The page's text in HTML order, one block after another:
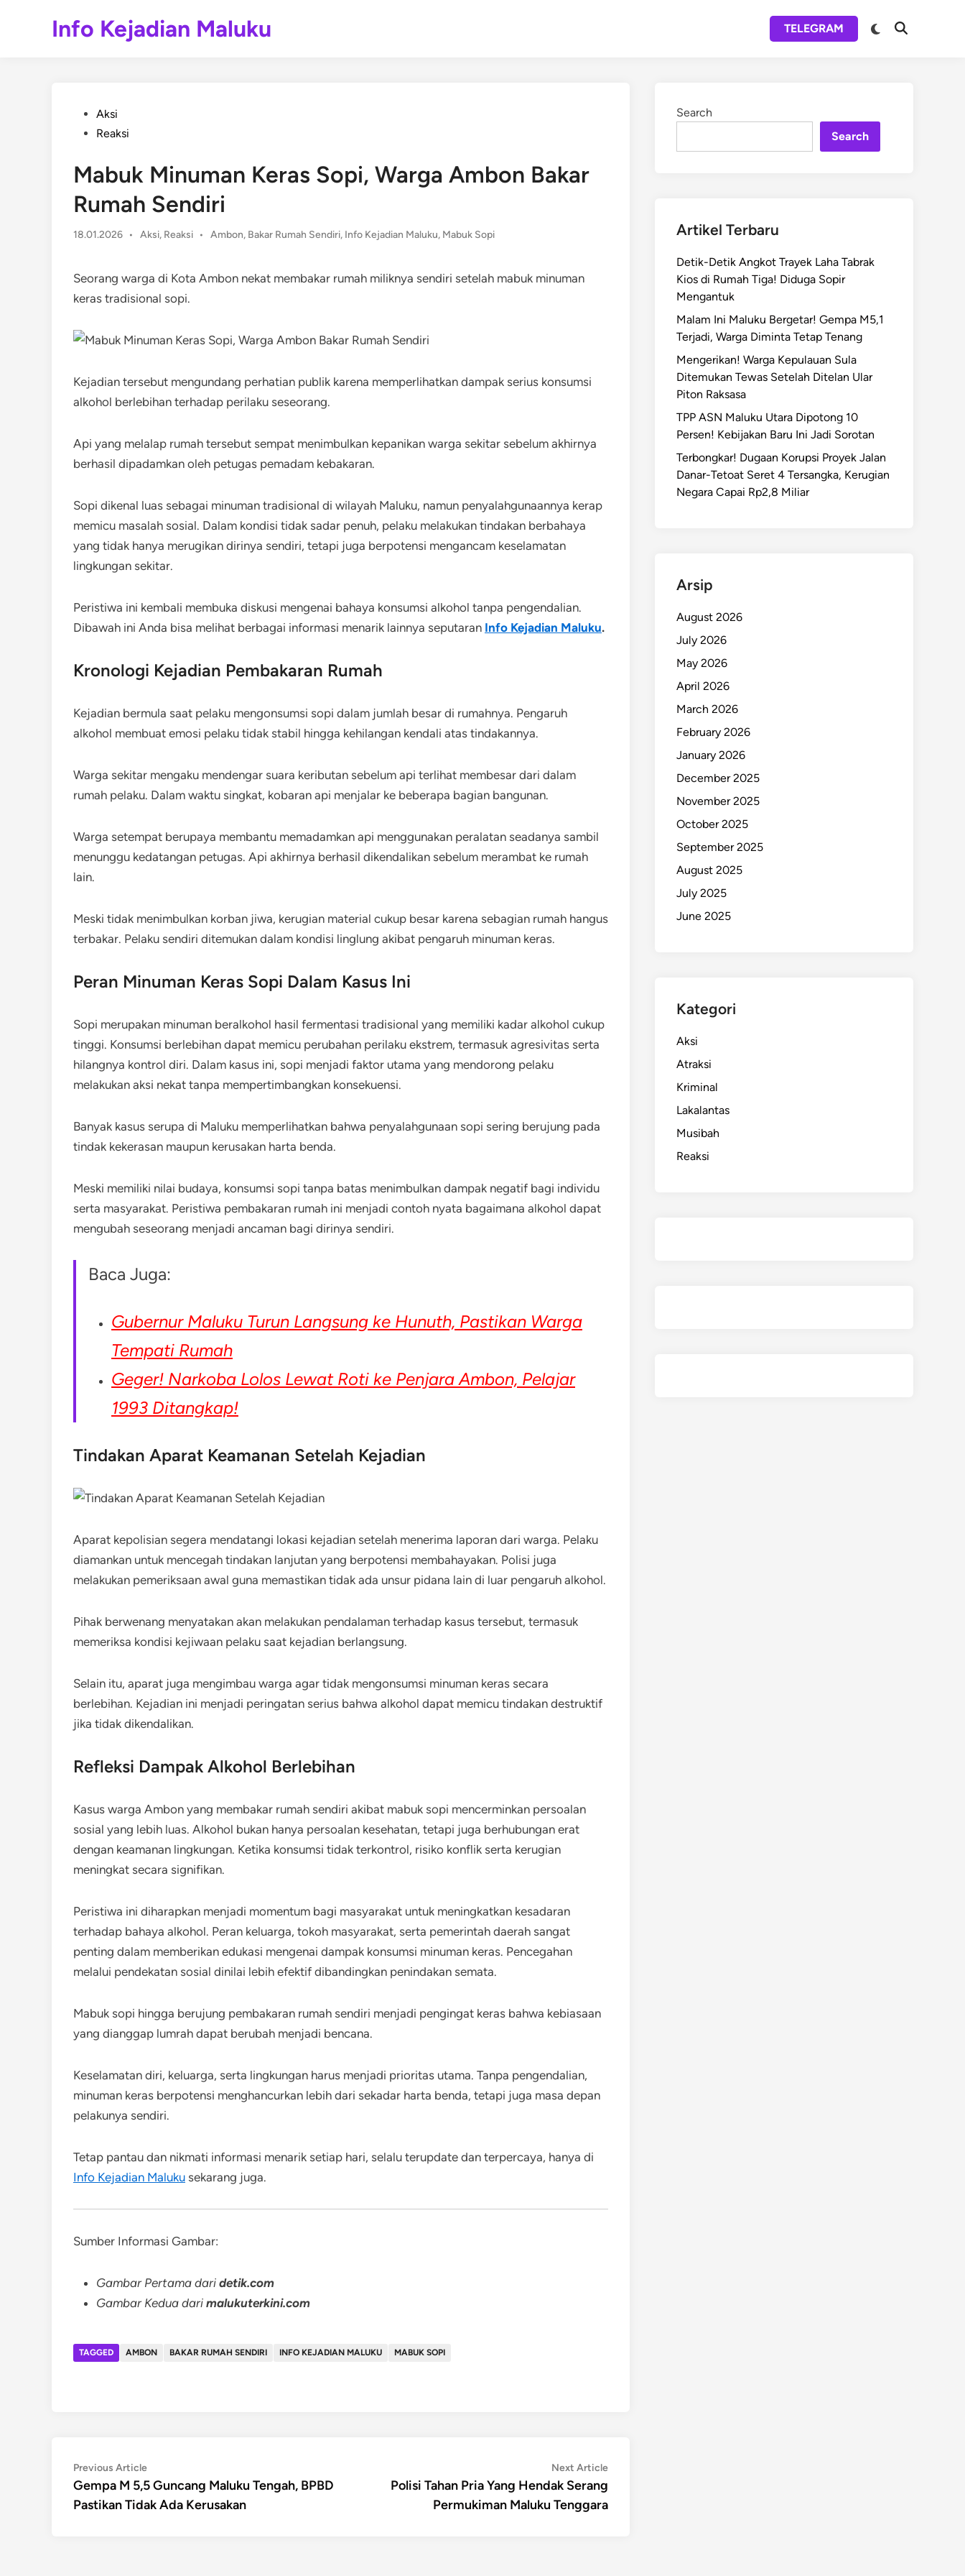
Info Kejadian Maluku TELEGRAM
Switch
Open
PostedAksi
Reaksi
Mabuk Minuman Keras Sopi, Warga Ambon Bakar
Rumah Sendiri
18.01.2026 •
Posted
Aksi, Reaksi • Ambon, Bakar Rumah Sendiri, Info Kejadian Maluku, Mabuk Sopi
Seorang warga di Kota Ambon nekat membakar rumah miliknya sendiri setelah mabuk minuman
keras tradisional sopi.
Kejadian tersebut mengundang perhatian publik karena memperlihatkan dampak serius konsumsi
alkohol berlebihan terhadap perilaku seseorang.
Api yang melalap rumah tersebut sempat menimbulkan kepanikan warga sekitar sebelum akhirnya
berhasil dipadamkan oleh petugas pemadam kebakaran.
Sopi dikenal luas sebagai minuman tradisional di wilayah Maluku, namun penyalahgunaannya kerap
memicu masalah sosial. Dalam kondisi tidak sadar penuh, pelaku melakukan tindakan berbahaya
yang tidak hanya merugikan dirinya sendiri, tetapi juga berpotensi mengancam keselamatan
lingkungan sekitar.
Peristiwa ini kembali membuka diskusi mengenai bahaya konsumsi alkohol tanpa pengendalian.
Dibawah ini Anda bisa melihat berbagai informasi menarik lainnya seputaran Info Kejadian Maluku.
Kronologi Kejadian Pembakaran Rumah
Kejadian bermula saat pelaku mengonsumsi sopi dalam jumlah besar di rumahnya. Pengaruh
alkohol membuat emosi pelaku tidak stabil hingga kehilangan kendali atas tindakannya.
Warga sekitar mengaku mendengar suara keributan sebelum api terlihat membesar dari dalam
rumah pelaku. Dalam waktu singkat, kobaran api menjalar ke beberapa bagian bangunan.
Warga setempat berupaya membantu memadamkan api menggunakan peralatan seadanya sambil
menunggu kedatangan petugas. Api akhirnya berhasil dikendalikan sebelum merambat ke rumah
lain.
Meski tidak menimbulkan korban jiwa, kerugian material cukup besar karena sebagian rumah hangus
terbakar. Pelaku sendiri ditemukan dalam kondisi linglung akibat pengaruh minuman keras.
Peran Minuman Keras Sopi Dalam Kasus Ini
Sopi merupakan minuman beralkohol hasil fermentasi tradisional yang memiliki kadar alkohol cukup
tinggi. Konsumsi berlebihan dapat memicu perubahan perilaku ekstrem, termasuk agresivitas serta
hilangnya kontrol diri. Dalam kasus ini, sopi menjadi faktor utama yang mendorong pelaku
melakukan aksi nekat tanpa mempertimbangkan konsekuensi.
Banyak kasus serupa di Maluku memperlihatkan bahwa penyalahgunaan sopi sering berujung pada
tindak kekerasan maupun kerusakan harta benda.
Meski memiliki nilai budaya, konsumsi sopi tanpa batas menimbulkan dampak negatif bagi individu
serta masyarakat. Peristiwa pembakaran rumah ini menjadi contoh nyata bagaimana alkohol dapat
mengubah seseorang menjadi ancaman bagi dirinya sendiri.
Baca Juga:
Gubernur Maluku Turun Langsung ke Hunuth, Pastikan Warga
Tempati Rumah
Geger! Narkoba Lolos Lewat Roti ke Penjara Ambon, Pelajar
1993 Ditangkap!
Tindakan Aparat Keamanan Setelah Kejadian
Aparat kepolisian segera mendatangi lokasi kejadian setelah menerima laporan dari warga. Pelaku
diamankan untuk mencegah tindakan lanjutan yang berpotensi membahayakan. Polisi juga
melakukan pemeriksaan awal guna memastikan tidak ada unsur pidana lain di luar pengaruh alkohol.
Pihak berwenang menyatakan akan melakukan pendalaman terhadap kasus tersebut, termasuk
memeriksa kondisi kejiwaan pelaku saat kejadian berlangsung.
Selain itu, aparat juga mengimbau warga agar tidak mengonsumsi minuman keras secara
berlebihan. Kejadian ini menjadi peringatan serius bahwa alkohol dapat memicu tindakan destruktif
jika tidak dikendalikan.
Refleksi Dampak Alkohol Berlebihan
Kasus warga Ambon yang membakar rumah sendiri akibat mabuk sopi mencerminkan persoalan
sosial yang lebih luas. Alkohol bukan hanya persoalan kesehatan, tetapi juga berhubungan erat
dengan keamanan lingkungan. Ketika konsumsi tidak terkontrol, risiko konflik serta kerugian
meningkat secara signifikan.
Peristiwa ini diharapkan menjadi momentum bagi masyarakat untuk meningkatkan kesadaran
terhadap bahaya alkohol. Peran keluarga, tokoh masyarakat, serta pemerintah daerah sangat
penting dalam memberikan edukasi mengenai dampak konsumsi minuman keras. Pencegahan
melalui pendekatan sosial dinilai lebih efektif dibandingkan penindakan semata.
Mabuk sopi hingga berujung pembakaran rumah sendiri menjadi pengingat keras bahwa kebiasaan
yang dianggap lumrah dapat berubah menjadi bencana.
Keselamatan diri, keluarga, serta lingkungan harus menjadi prioritas utama. Tanpa pengendalian,
minuman keras berpotensi menghancurkan lebih dari sekadar harta benda, tetapi juga masa depan
pelakunya sendiri.
Tetap pantau dan nikmati informasi menarik setiap hari, selalu terupdate dan terpercaya, hanya di
Info Kejadian Maluku sekarang juga.
Sumber Informasi Gambar:
Gambar Pertama dari detik.com
Gambar Kedua dari malukuterkini.com
TAGGED AMBON BAKAR RUMAH SENDIRI INFO KEJADIAN MALUKU MABUK SOPI
Post
navigation
Previous ArticlePrevious
article:
Gempa M 5,5 Guncang Maluku Tengah, BPBD
Pastikan Tidak Ada Kerusakan
Next ArticleNext
Polisi Tahan Pria Yang Hendak Serang
Permukiman Maluku Tenggara
Search
Search
Artikel Terbaru
Detik-Detik Angkot Trayek Laha Tabrak
Kios di Rumah Tiga! Diduga Sopir
Mengantuk
Malam Ini Maluku Bergetar! Gempa M5,1
Terjadi, Warga Diminta Tetap Tenang
Mengerikan! Warga Kepulauan Sula
Ditemukan Tewas Setelah Ditelan Ular
Piton Raksasa
TPP ASN Maluku Utara Dipotong 10
Persen! Kebijakan Baru Ini Jadi Sorotan
Terbongkar! Dugaan Korupsi Proyek Jalan
Danar-Tetoat Seret 4 Tersangka, Kerugian
Negara Capai Rp2,8 Miliar
Arsip
August 2026
July 2026
May 2026
April 2026
March 2026
February 2026
January 2026
December 2025
November 2025
October 2025
September 2025
August 2025
July 2025
June 2025
Kategori
Aksi
Atraksi
Kriminal
Lakalantas
Musibah
Reaksi